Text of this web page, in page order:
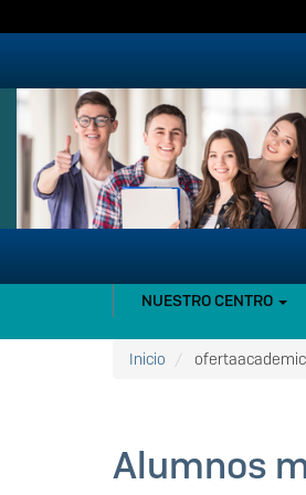
al
NAVEGACIÓN
PRINCIPAL
NUESTRO CENTRO
Inicio
Alumnos